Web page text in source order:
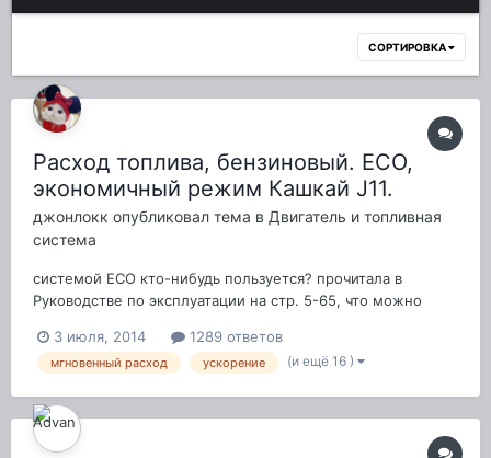
СОРТИРОВКА
Расход топлива, бензиновый. ECO,
экономичный режим Кашкай J11.
джонлокк опубликовал тема в Двигатель и топливная
система
системой ЕСО кто-нибудь пользуется? прочитала в
Руководстве по эксплуатации на стр. 5-65, что можно
грузом или на затяжном подъеме этот режим не
используется. вот думаю: ездить как обычно, или нажать
3 июля, 2014 1289 ответов
мгновенный расход ускорение (и ещё 16 )